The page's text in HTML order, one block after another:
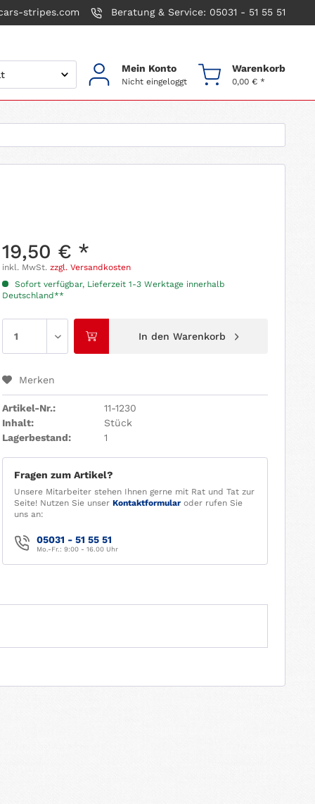
stripes.com Beratung & Service: 05031 - 51 55 51
Mein Konto
Nicht eingeloggt
Warenkorb
0,00 € *
19,50 € *
inkl. MwSt. zzgl. Versandkosten
Sofort verfügbar, Lieferzeit 1-3 Werktage innerhalb
Deutschland**
In den Warenkorb
Merken
Artikel-Nr.:
11-1230
Inhalt:
Stück
Lagerbestand:
1
Fragen zum Artikel?
Unsere Mitarbeiter stehen Ihnen gerne mit Rat und Tat zur
Seite! Nutzen Sie unser Kontaktformularoder rufen Sie
uns an:
05031 - 51 55 51
Mo.-Fr.: 9:00 - 16.00 Uhr